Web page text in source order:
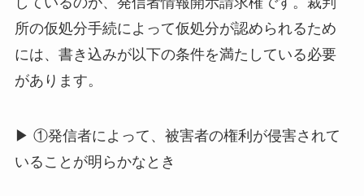
所の仮処分手続によって仮処分が認められるため
には、書き込みが以下の条件を満たしている必要
があります。
▶ ①発信者によって、被害者の権利が侵害されて
いることが明らかなとき